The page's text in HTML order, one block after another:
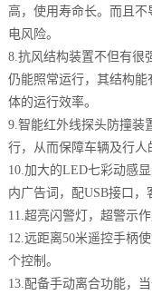
高，使用寿命长。而且
电风险。
8.抗风结构装置不但有很
仍能照常运行，其结构能
体的运行效率。
9.智能红外线探头防撞装
行，从而保障车辆及行人
10.加大的LED七彩动感
内广告词，配USB接口，
11.超亮闪警灯，超警示作
12.远距离50米遥控手柄
个控制。
13.配备手动离合功能，